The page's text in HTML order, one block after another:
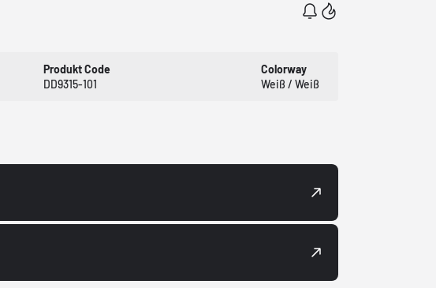
Produkt Code
DD9315-101
Colorway
Weiß / Weiß